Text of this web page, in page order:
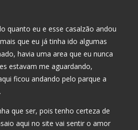
quanto eu e esse casalzão andou
que eu já tinha ido algumas
havia uma area que eu nunca
estavam me aguardando,
ficou andando pelo parque a
que ser, pois tenho certeza de
aqui no site vai sentir o amor